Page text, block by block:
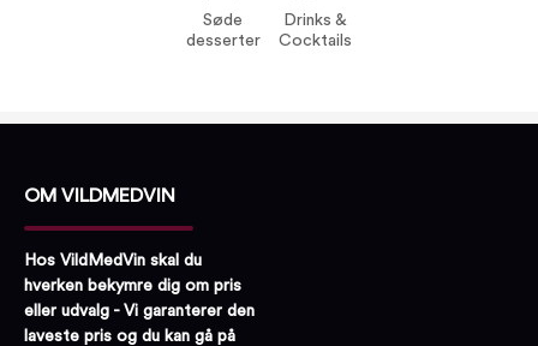
Søde
desserter
Drinks &
Cocktails
OM VILDMEDVIN
Hos VildMedVin skal du
hverken bekymre dig om pris
eller udvalg - Vi garanterer den
laveste pris og du kan gå på